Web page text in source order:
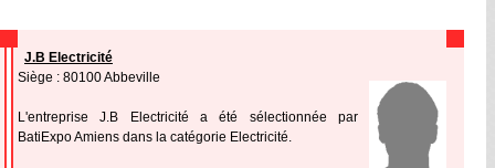
J.B Electricité
Siège : 80100 Abbeville
L'entreprise J.B Electricité a été sélectionnée par
BatiExpo Amiens dans la catégorie Electricité.